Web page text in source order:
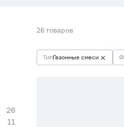
26
11
26товаров
ТипГазонные смеси